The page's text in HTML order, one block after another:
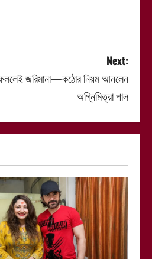
Next:
জরিমানা—কঠোর নিয়ম আনলেন
অগ্নিমিত্রা পাল